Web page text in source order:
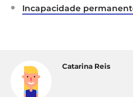
Incapacidade
Catarina Reis